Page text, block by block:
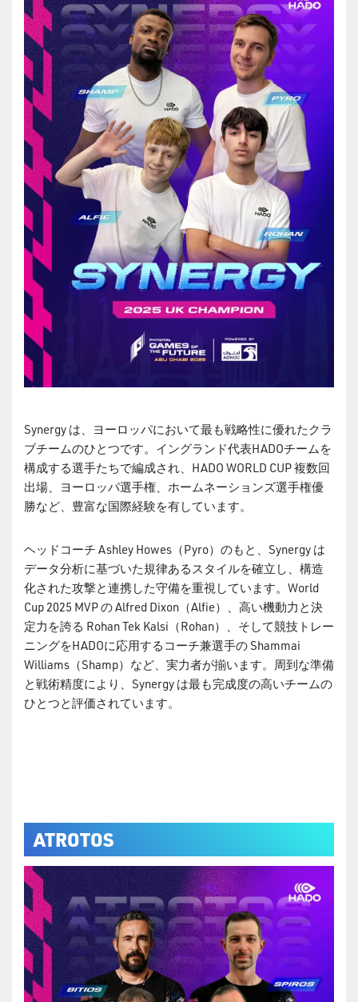
Synergy は、ヨーロッパにおいて最も戦略性に優れたクラ
ブチームのひとつです。イングランド代表HADOチームを
構成する選手たちで編成され、HADO WORLD CUP 複数回
出場、ヨーロッパ選手権、ホームネーションズ選手権優
勝など、豊富な国際経験を有しています。
ヘッドコーチ Ashley Howes（Pyro）のもと、Synergy は
データ分析に基づいた規律あるスタイルを確立し、構造
化された攻撃と連携した守備を重視しています。World
Cup 2025 MVP の Alfred Dixon（Alfie）、高い機動力と決
定力を誇る Rohan Tek Kalsi（Rohan）、そして競技トレー
ニングをHADOに応用するコーチ兼選手の Shammai
Williams（Shamp）など、実力者が揃います。周到な準備
と戦術精度により、Synergy は最も完成度の高いチームの
ひとつと評価されています。
ATROTOS